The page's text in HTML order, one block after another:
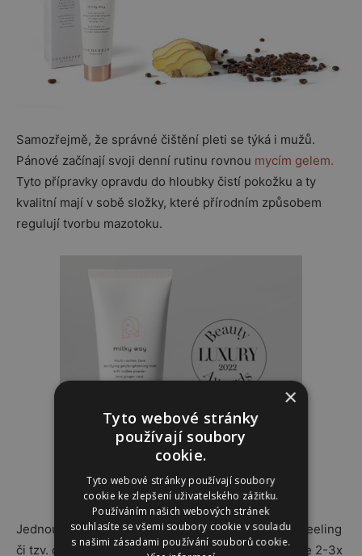
Samozřejmě, že správné čištění pleti se týká i mužů.
Pánové začínají svoji denní rutinu rovnou mycím gelem.
Tyto přípravky opravdu do hloubky čistí pokožku a ty
kvalitní mají v sobě složky, které přírodním způsobem
regulují tvorbu mazotoku.
Jednou za čas do této rutiny zařaďte také masku, peeling
či tzv. chemický peeling s AHA kyselinami. Ideální je 2-3x
×
Tyto webové stránky
používají soubory
cookie.
Tyto webové stránky používají soubory
cookie ke zlepšení uživatelského zážitku.
Používáním našich webových stránek
souhlasíte se všemi soubory cookie v souladu
s našimi zásadami používání souborů cookie.